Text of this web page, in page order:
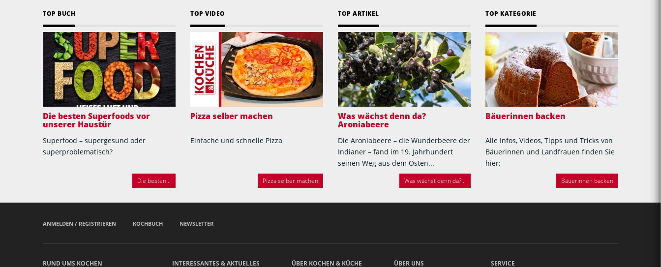
TOP BUCH
Die besten Superfoods vor
unserer Haustür
Superfood – supergesund oder
superproblematisch?
Die besten...
TOP VIDEO
Pizza selber machen
Einfache und schnelle Pizza
Pizza selber machen
TOP ARTIKEL
Was wächst denn da?
Aroniabeere
Die Aroniabeere – die Wunderbeere der
Indianer – fand im 19. Jahrhundert
seinen Weg aus dem Osten...
Was wächst denn da?...
TOP KATEGORIE
Bäuerinnen backen
Alle Infos, Videos, Tipps und Tricks von
Bäuerinnen und Landfrauen finden Sie
hier:
Bäuerinnen backen
ANMELDEN / REGISTRIEREN KOCHBUCH NEWSLETTER
RUND UMS KOCHEN INTERESSANTES & AKTUELLES ÜBER KOCHEN & KÜCHE ÜBER UNS SERVICE